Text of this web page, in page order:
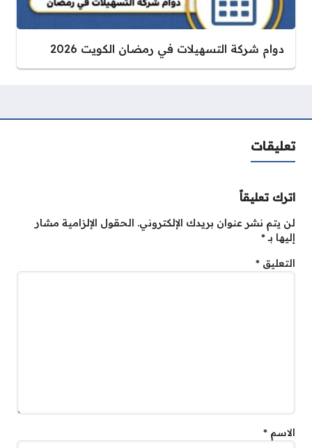
دوام شركة التسهيلات في رمضان الكويت 2026
تعليقات
اترك تعليقاً
لن يتم نشر عنوان بريدك الإلكتروني.
الحقول الإلزامية مشار
إليها بـ*
التعليق *
الاسم *